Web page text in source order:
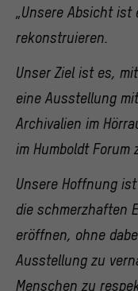
„Unsere Absicht ist
rekonstruieren.
Unser Ziel ist es,
eine Ausstellung
Archivalien im
im Humboldt Forum
Unsere Hoffnung
die schmerzhaften
eröffnen, ohne
Ausstellung zu
Menschen zu